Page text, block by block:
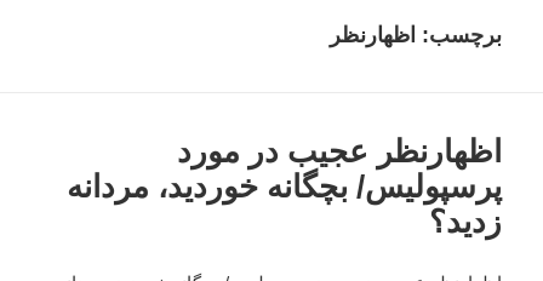
برچسب: اظهارنظر
اظهارنظر عجیب در مورد
پرسپولیس/ بچگانه خوردید، مردانه
زدید؟